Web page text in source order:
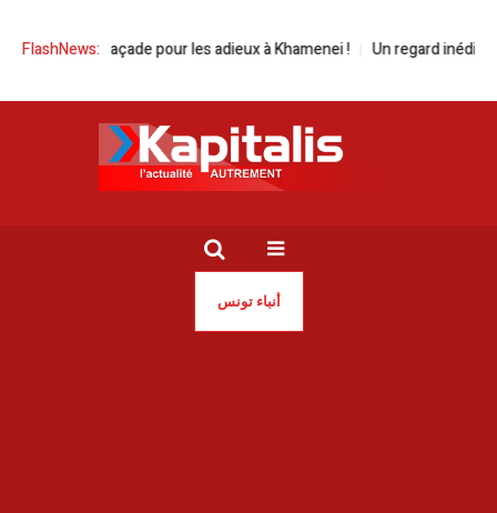
FlashNews:
de façade pour les adieux à Khamenei ! Un regard inédit sur les
أنباء تونس